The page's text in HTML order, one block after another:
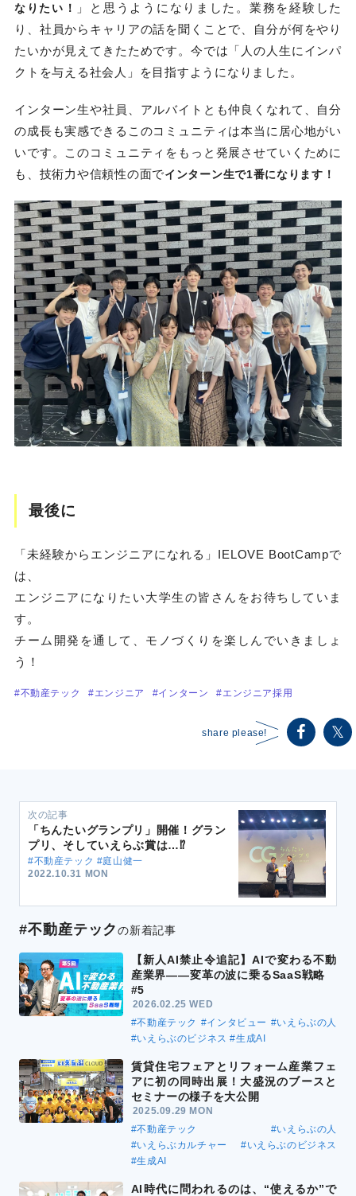
なりたい！
」と思うようになりました。業務を経験した
り、社員からキャリアの話を聞くことで、自分が何をやり
たいかが見えてきたためです。今では「人の人生にインパ
クトを与える社会人」を目指すようになりました。
インターン生や社員、アルバイトとも仲良くなれて、自分
の成長も実感できるこのコミュニティは本当に居心地がい
いです。このコミュニティをもっと発展させていくために
も、技術力や信頼性の面でインターン生で1番になります！
最後に
「未経験からエンジニアになれる」IELOVE BootCampで
は、
エンジニアになりたい大学生の皆さんをお待ちしていま
す。
チーム開発を通して、モノづくりを楽しんでいきましょ
う！
#不動産テック #エンジニア #インターン #エンジニア採用
share please!
次の記事
「ちんたいグランプリ」開催！グラン
プリ、そしていえらぶ賞は…⁉
#不動産テック #庭山健一
2022.10.31 MON
#不動産テックの新着記事
【新人AI禁止令追記】AIで変わる不動
産業界――変革の波に乗るSaaS戦略
#5
2026.02.25 WED
#不動産テック #インタビュー #いえらぶの人
#いえらぶのビジネス #生成AI
賃貸住宅フェアとリフォーム産業フェ
アに初の同時出展！大盛況のブースと
セミナーの様子を大公開
2025.09.29 MON
#不動産テック
#いえらぶの人
#いえらぶカルチャー
#いえらぶのビジネス
#生成AI
AI時代に問われるのは、“使えるか”で